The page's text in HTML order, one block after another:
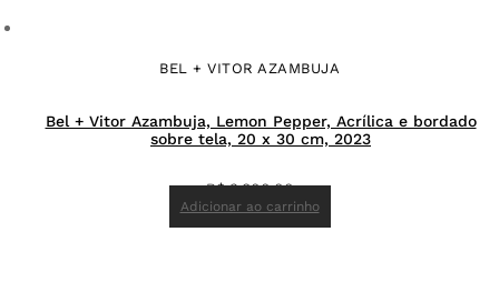
BEL + VITOR AZAMBUJA
Bel + Vitor Azambuja, Lemon Pepper, Acrílica e bordado
sobre tela, 20 x 30 cm, 2023
R$3.800,00
Adicionar ao carrinho